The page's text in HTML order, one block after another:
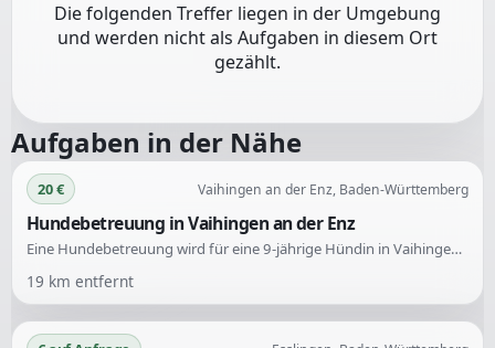
Die folgenden Treffer liegen in der Umgebung
und werden nicht als Aufgaben in diesem Ort
gezählt.
Aufgaben in der Nähe
20 € Vaihingen an der Enz, Baden-Württemberg
Hundebetreuung in Vaihingen an der Enz
Eine Hundebetreuung wird für eine 9-jährige Hündin in Vaihingen an der Enz gesucht. Gesucht werden vor allem ältere Menschen, die gelegentlich die Betreuung übernehmen können, beispielsweise bei Ausfällen aufgrund von Krankheit oder Urlaub.
19 km entfernt